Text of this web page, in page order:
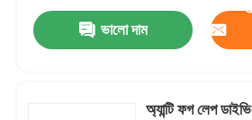
কারখানা ভ্রমণ
ভালো দাম
অ্যান্টি ফগ লেপ